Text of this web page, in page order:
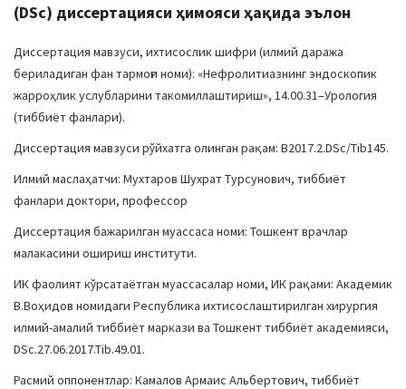
(DSc) диссертацияси ҳимояси ҳақида эълон
Диссертация мавзуси, ихтисослик шифри (илмий даража
бериладиган фан тармоғи номи): «Нефролитиазнинг эндоскопик
жарроҳлик услубларини такомиллаштириш», 14.00.31–Урология
(тиббиёт фанлари).
Диссертация мавзуси рўйхатга олинган рақам: В2017.2.DSc/Tib145.
Илмий маслаҳатчи: Мухтаров Шухрат Турсунович, тиббиёт
фанлари доктори, профессор
Диссертация бажарилган муассаса номи: Тошкент врачлар
малакасини ошириш институти.
ИК фаолият кўрсатаётган муассасалар номи, ИК рақами: Академик
В.Воҳидов номидаги Республика ихтисослаштирилган хирургия
илмий-амалий тиббиёт маркази ва Тошкент тиббиёт академияси,
DSc.27.06.2017.Tib.49.01.
Расмий оппонентлар: Камалов Армаис Альбертович, тиббиёт